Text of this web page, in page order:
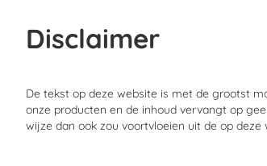
Disclaimer
De tekst op deze website is met de grootst
onze producten en de inhoud vervangt op
wijze dan ook zou voortvloeien uit de op